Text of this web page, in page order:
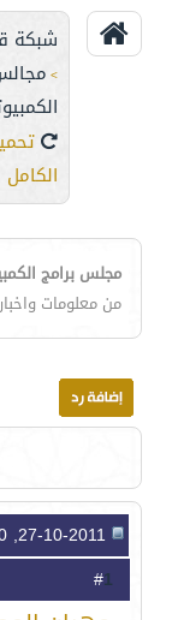
شبكة
>
الكامل
مجلس برامج
من معلومات
1